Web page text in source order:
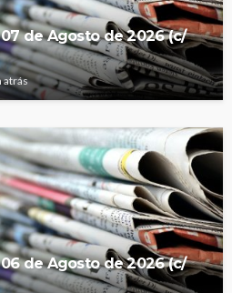
de Agosto de 2026 (c/
atrás
de Agosto de 2026 (c/